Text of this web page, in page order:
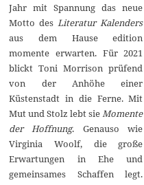
Jahr mit Spannung das neue
Motto desLiteratur Kalenders
aus dem Hause edition
momente erwarten. Für 2021
blickt Toni Morrison prüfend
von der Anhöhe einer
Küstenstadt in die Ferne. Mit
Mut und Stolz lebt sieMomente
der Hoffnung. Genauso wie
Virginia Woolf, die große
Erwartungen in Ehe und
gemeinsames Schaffen legt.